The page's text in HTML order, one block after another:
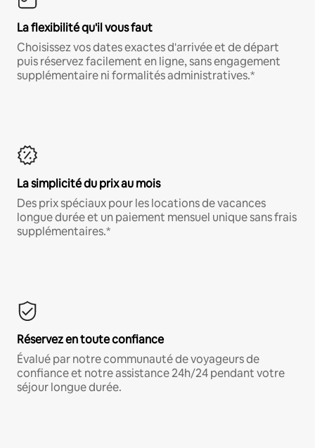
La flexibilité qu'il vous faut
Choisissez vos dates exactes d'arrivée et de départ
puis réservez facilement en ligne, sans engagement
supplémentaire ni formalités administratives.*
La simplicité du prix au mois
Des prix spéciaux pour les locations de vacances
longue durée et un paiement mensuel unique sans frais
supplémentaires.*
Réservez en toute confiance
Évalué par notre communauté de voyageurs de
confiance et notre assistance 24h/24 pendant votre
séjour longue durée.